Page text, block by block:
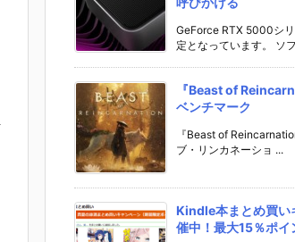
GeForce RTX 5000シ
定となっています。 ソ
『Beast of
ベンチマーク
『Beast of
ブ・リンカネーショ ...
Kindle本まとめ買い
催中！最大15％ポイ